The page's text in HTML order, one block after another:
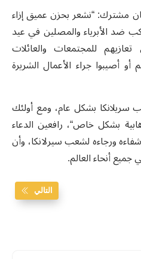
مشترك: “نشعر بحزن عميق إزاء
ضد الأبرياء والمصلين في عيد
للمجتمعات والعائلات
أو أصيبوا جراء الأعمال الشريرة
سريلانكا بشكل عام، ومع أولئك
بشكل خاص“، رافعين الدعاء
ورجاءه لشعب سيرلانكا، وأن
أنحاء العالم.
التالي